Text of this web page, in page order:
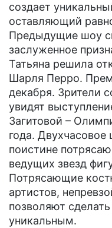
создает
оставляющий
Предыдущие шоу
заслуженное
Татьяна решила
Шарля Перро.
декабря. Зрители
увидят
Загитовой –
года.
поистине
ведущих звезд
Потрясающие
артистов,
позволяют
уникальным.